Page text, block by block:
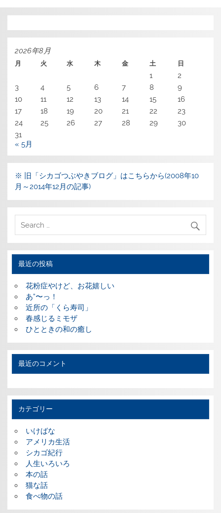
2026年8月
月 火 水 木 金 土 日
1
2
3
4 5 6 7 8
9
10
11 12 13 14 15
16
17
18 19 20 21 22
23
24
25 26 27 28 29
30
31
« 5月
※ 旧「シカゴつぶやきブログ」はこちらから(2008年10
月～2014年12月の記事)
最近の投稿
花粉症やけど、お花嬉しい
あ”〜っ！
近所の「くら寿司」
春感じるミモザ
ひとときの和の癒し
最近のコメント
カテゴリー
いけばな
アメリカ生活
シカゴ紀行
人生いろいろ
本の話
猫な話
食べ物の話